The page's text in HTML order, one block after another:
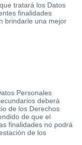
tratará los Datos
finalidades
brindarle una mejor
Personales
deberá
de los Derechos
de que el
finalidades no podrá
de los